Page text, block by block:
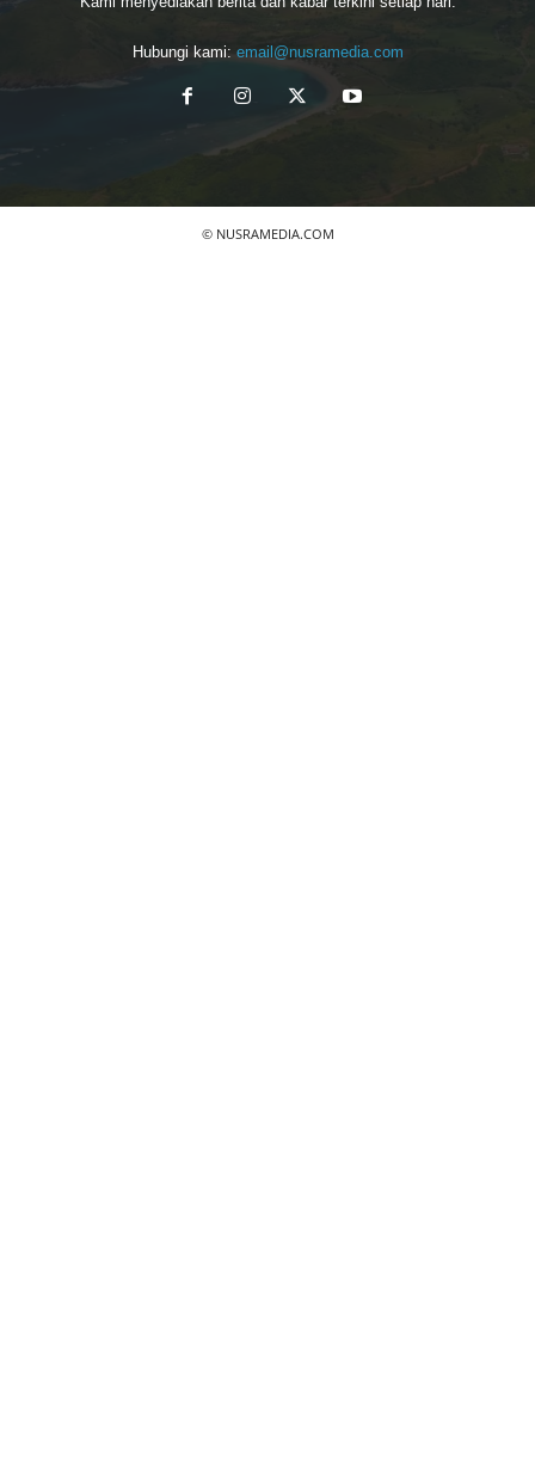
Hubungi kami: email@nusramedia.com
© NUSRAMEDIA.COM